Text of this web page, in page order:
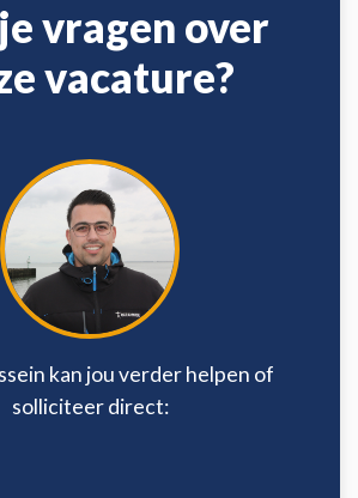
vragen over
vacature?
kan jou verder helpen of
solliciteer direct: